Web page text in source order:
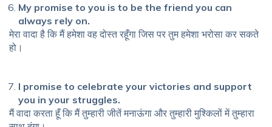
My promise to you is to be the friend you can
always rely on.
मेरा वादा है कि मैं हमेशा वह दोस्त रहूँगा जिस पर तुम हमेशा भरोसा कर सकते
हो।
I promise to celebrate your victories and support
you in your struggles.
मैं वादा करता हूँ कि मैं तुम्हारी जीतें मनाऊंगा और तुम्हारी मुश्किलों में तुम्हारा